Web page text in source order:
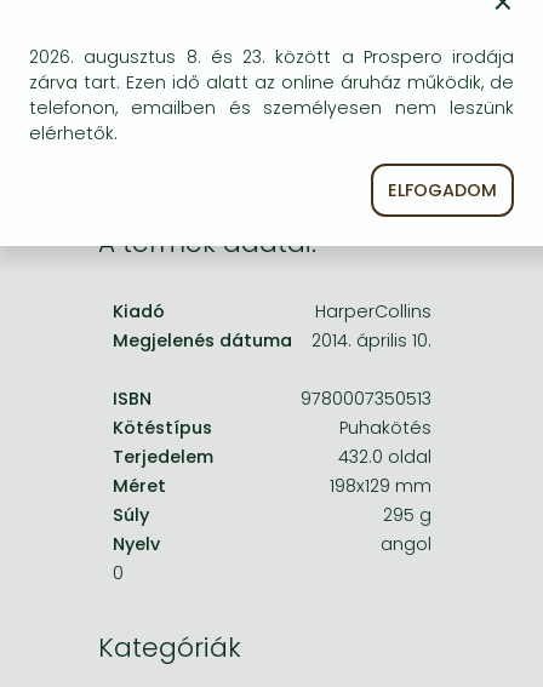
Bleach manga
One-Punch Man manga
másik, kapható kiadást, forduljon
ügyfélszolgálatunkhoz!
A termék adatai:
Kiadó
HarperCollins
Megjelenés dátuma
2014. április 10.
ISBN
9780007350513
Kötéstípus
Puhakötés
Terjedelem
432.0 oldal
Méret
198x129 mm
Súly
295 g
Nyelv
angol
0
Kategóriák
2026. augusztus 8. és 23. között a Prospero irodája
zárva tart. Ezen idő alatt az online áruház működik, de
telefonon, emailben és személyesen nem leszünk
elérhetők.
ELFOGADOM